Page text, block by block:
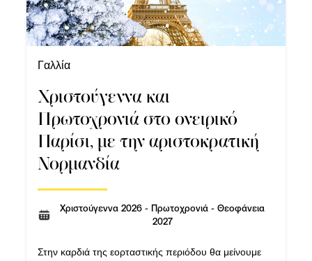
Γαλλία
Χριστούγεννα και
Πρωτοχρονιά στο ονειρικό
Παρίσι, με την αριστοκρατική
Νορμανδία
Χριστούγεννα 2026 - Πρωτοχρονιά - Θεοφάνεια
2027
Στην καρδιά της εορταστικής περιόδου θα μείνουμε